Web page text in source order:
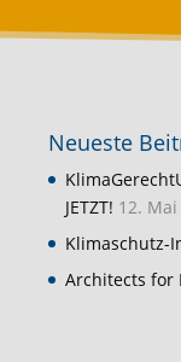
Neueste
JETZT! 12. Mai
Klimaschutz-
Architects for